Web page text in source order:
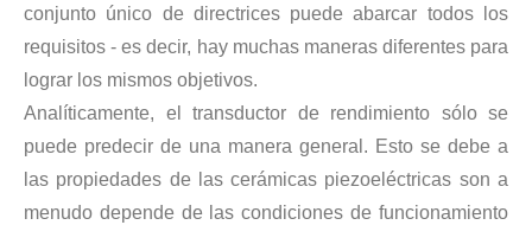
Tecnología de corte de pasteles ultrasónico
La aplicación de la ultrasónica en la industria de la costura refleja
conjunto único de directrices puede abarcar todos los
requisitos - es decir, hay muchas maneras diferentes para
lograr los mismos objetivos.
Analíticamente, el transductor de rendimiento sólo se
puede predecir de una manera general. Esto se debe a
las propiedades de las cerámicas piezoeléctricas son a
menudo depende de las condiciones de funcionamiento